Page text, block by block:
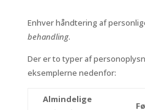
Enhver håndtering af
behandling.
Der er to typer af
eksemplerne nedenfor:
Almindelige